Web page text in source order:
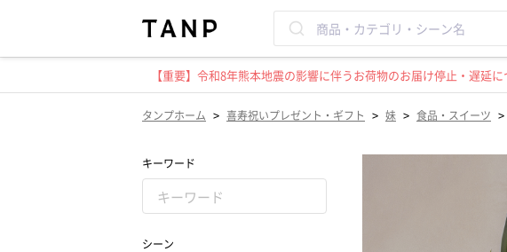
【重要】令和8年熊本地震の影響に伴うお荷物のお届け停止・遅延に
タンプホーム > 喜寿祝いプレゼント・ギフト > 妹 > 食品・スイーツ >
キーワード
シーン